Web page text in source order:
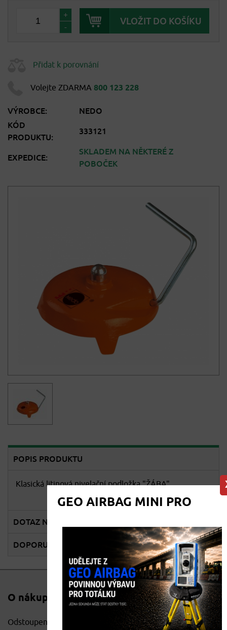
GEO AIRBAG MINI PRO
+
-
Přidat k porovnání
Volejte ZDARMA 800 123 228
VÝROBCE:
NEDO
KÓD
PRODUKTU:
333121
EXPEDICE:
SKLADEM NA NĚKTERÉ Z
POBOČEK
POPIS PRODUKTU
Klasická litinová nivelační podložka "ŽÁBA"
DOTAZ NA PRODEJCE
DOPORUČENÉ PŘÍSLUŠENSTVÍ
O nákupu
Odstoupení od smlouvy